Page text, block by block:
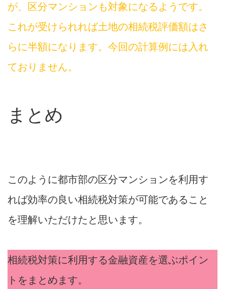
が、区分マンションも対象になるようです。
これが受けられれば土地の相続税評価額はさ
らに半額になります。今回の計算例には入れ
ておりません。
まとめ
このように都市部の区分マンションを利用す
れば効率の良い相続税対策が可能であること
を理解いただけたと思います。
相続税対策に利用する金融資産を選ぶポイン
トをまとめます。